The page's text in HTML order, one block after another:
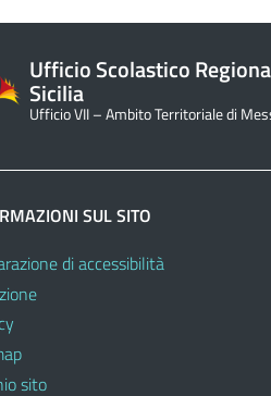
Ufficio Scolastico
Sicilia
Ufficio VII – Ambito Territoriale di
SUL SITO
di accessibilità
sito